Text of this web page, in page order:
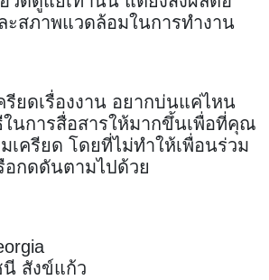
ะสภาพแวดล้อมในการทำงาน
ยดเรื่องงาน อยากบ่นแค่ไหน
ในการสื่อสารให้มากขึ้นเพื่อที่คุณ
เครียด โดยที่ไม่ทำให้เพื่อนร่วม
อกดดันตามไปด้วย
สังข์แก้ว